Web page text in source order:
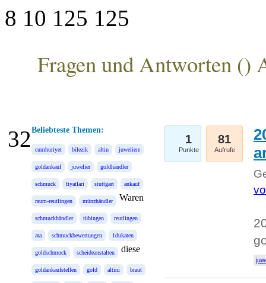
8 10 125 125
Fragen und Antworten ()
Beliebteste Themen:
cumhuriyet bilezik altin juweliere
goldankauf juwelier goldhändler
schmuck fiyatlari stuttgart ankauf
raum-reutlingen münzhändler
schmuckhändler tübingen reutlingen
ata schmuckbewertungen 1dukaten
goldschmuck scheideanstalten
goldankaufstellen gold altini braut
Waren
diese
1
Punkte
81
Aufrufe
32